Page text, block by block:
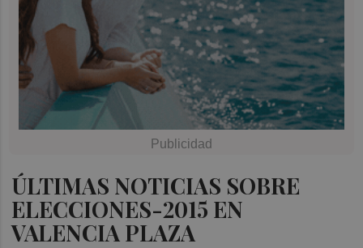
ÚLTIMAS NOTICIAS SOBRE
ELECCIONES-2015 EN
VALENCIA PLAZA